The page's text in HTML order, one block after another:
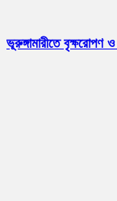
ভূরুঙ্গামারীতে বৃক্ষরোপণ ও